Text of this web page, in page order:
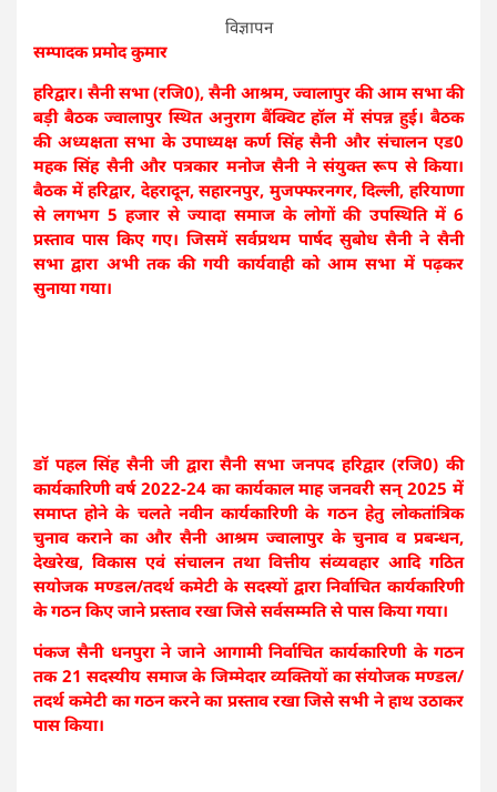
विज्ञापन
सम्पादक प्रमोद कुमार
हरिद्वार। सैनी सभा (रजि0), सैनी आश्रम, ज्वालापुर की आम सभा की
बड़ी बैठक ज्वालापुर स्थित अनुराग बैंक्विट हॉल में संपन्न हुई। बैठक
की अध्यक्षता सभा के उपाध्यक्ष कर्ण सिंह सैनी और संचालन एड0
महक सिंह सैनी और पत्रकार मनोज सैनी ने संयुक्त रूप से किया।
बैठक में हरिद्वार, देहरादून, सहारनपुर, मुजफ्फरनगर, दिल्ली, हरियाणा
से लगभग 5 हजार से ज्यादा समाज के लोगों की उपस्थिति में 6
प्रस्ताव पास किए गए। जिसमें सर्वप्रथम पार्षद सुबोध सैनी ने सैनी
सभा द्वारा अभी तक की गयी कार्यवाही को आम सभा में पढ़कर
सुनाया गया।
डॉ पहल सिंह सैनी जी द्वारासैनी सभा जनपद हरिद्वार (रजि0) की
कार्यकारिणी वर्ष 2022-24 का कार्यकाल माह जनवरी सन् 2025 में
समाप्त होने के चलते नवीन कार्यकारिणी के गठन हेतु लोकतांत्रिक
चुनाव कराने का और सैनी आश्रम ज्वालापुर के चुनाव व प्रबन्धन,
देखरेख, विकास एवं संचालन तथा वित्तीय संव्यवहार आदि गठित
सयोजक मण्डल/तदर्थ कमेटी के सदस्यों द्वारा निर्वाचित कार्यकारिणी
के गठन किए जाने प्रस्ताव रखा जिसे सर्वसम्मति से पास किया गया।
पंकज सैनी धनपुरा ने जाने आगामी निर्वाचित कार्यकारिणी के गठन
तक 21 सदस्यीय समाज के जिम्मेदार व्यक्तियों का संयोजक मण्डल/
तदर्थ कमेटी का गठन करने का प्रस्ताव रखा जिसे सभी ने हाथ उठाकर
पास किया।